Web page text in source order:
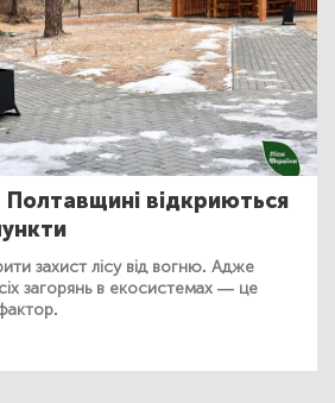
Полтавщині відкриються
захист лісу від вогню. Адже
загорянь в екосистемах — це